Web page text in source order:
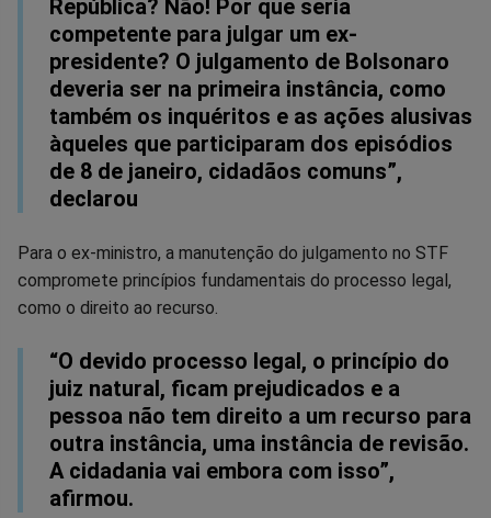
República? Não! Por que seria
competente para julgar um ex-
presidente? O julgamento de Bolsonaro
deveria ser na primeira instância, como
também os inquéritos e as ações alusivas
àqueles que participaram dos episódios
de 8 de janeiro, cidadãos comuns”,
declarou
Para o ex-ministro, a manutenção do julgamento no STF
compromete princípios fundamentais do processo legal,
como o direito ao recurso.
“O devido processo legal, o princípio do
juiz natural, ficam prejudicados e a
pessoa não tem direito a um recurso para
outra instância, uma instância de revisão.
A cidadania vai embora com isso”,
afirmou.